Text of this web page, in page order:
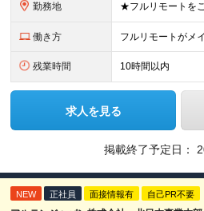
勤務地
働き方 フルリモートがメ
残業時間 10時間以内
求人を見る
掲載終了予定日：
NEW 正社員 面接情報有 自己PR不要